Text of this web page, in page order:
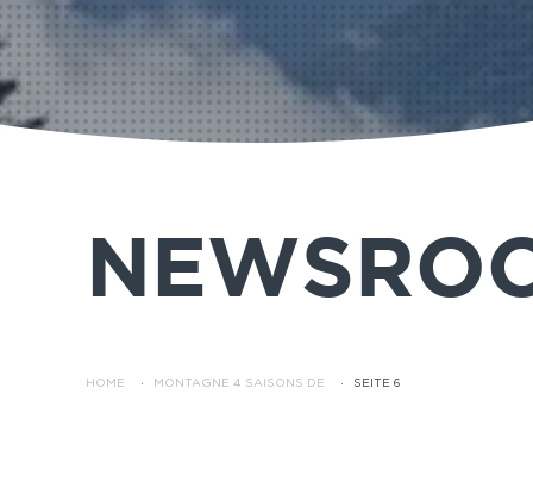
HOME · MONTAGNE 4 SAISONS DE · SEITE 6